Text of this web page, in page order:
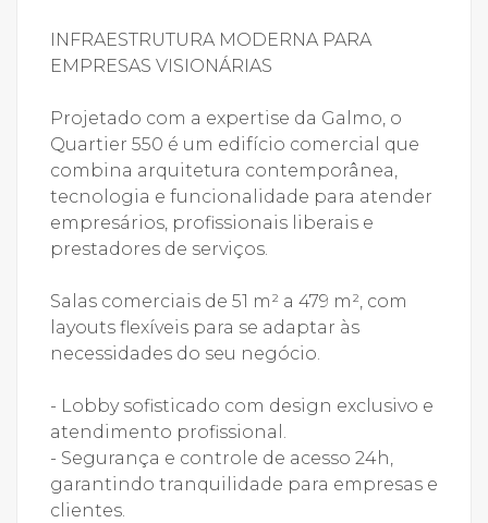
INFRAESTRUTURA MODERNA PARA
EMPRESAS VISIONÁRIAS
Projetado com a expertise da Galmo, o
Quartier 550 é um edifício comercial que
combina arquitetura contemporânea,
tecnologia e funcionalidade para atender
empresários, profissionais liberais e
prestadores de serviços.
Salas comerciais de 51 m² a 479 m², com
layouts flexíveis para se adaptar às
necessidades do seu negócio.
- Lobby sofisticado com design exclusivo e
atendimento profissional.
- Segurança e controle de acesso 24h,
garantindo tranquilidade para empresas e
clientes.